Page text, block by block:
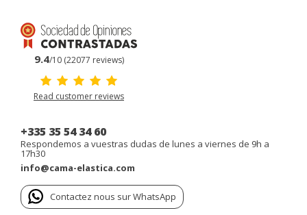
9.4/10 (22077 reviews)
Read customer reviews
+335 35 54 34 60
Respondemos a vuestras dudas de lunes a viernes de 9h a
17h30
info@cama-elastica.com
Contactez nous sur WhatsApp